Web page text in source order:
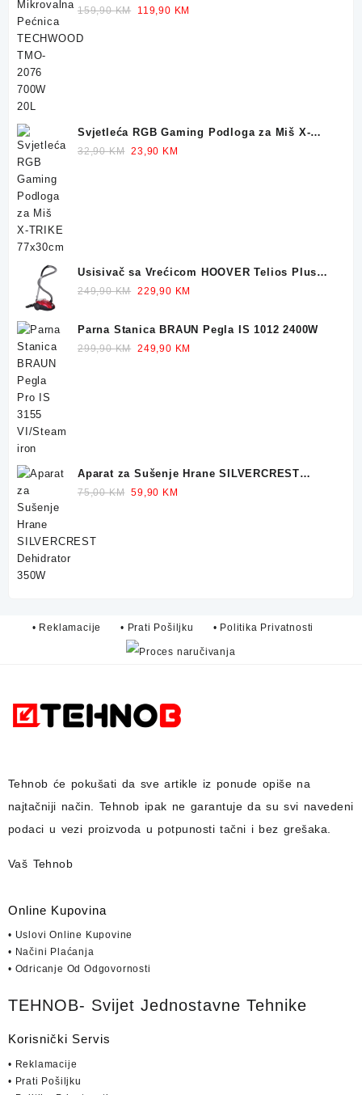
700W 20L
159,90KM
Original
119,90 KM
Svjetleća RGB Gaming Podloga za Miš X-
TRIKE 77x30cm
32,90KM Original
23,90 KM
Usisivač sa Vrećicom HOOVER Telios Plus
TE70 700W
249,90KM Original
was:
229,90 KM
is:
Parna Stanica BRAUN Pegla IS 1012 2400W
299,90KM Original
249,90 KM
Aparat za Sušenje Hrane SILVERCREST
Dehidrator 350W
75,00KM Original
59,90 KM
• Reklamacije • Prati Pošiljku • Politika Privatnosti
Tehnob će pokušati da sve artikle iz ponude opiše na
najtačniji način. Tehnob ipak ne garantuje da su svi navedeni
podaci u vezi proizvoda u potpunosti tačni i bez grešaka.
Vaš Tehnob
Online Kupovina
• Uslovi Online Kupovine
• Načini Plaćanja
• Odricanje Od Odgovornosti
TEHNOB- Svijet Jednostavne Tehnike
Korisnički Servis
• Reklamacije
• Prati Pošiljku